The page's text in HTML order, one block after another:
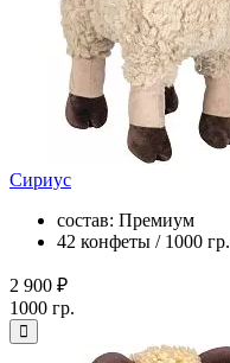
Сириус
состав: Премиум
42 конфеты / 1000 гр.
2 900 ₽
1000 гр.